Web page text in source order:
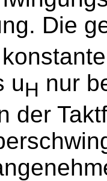
Die
uH nur
der